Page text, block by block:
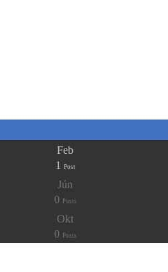
Feb
1
Post
Jún
0
Posts
Okt
0
Posts